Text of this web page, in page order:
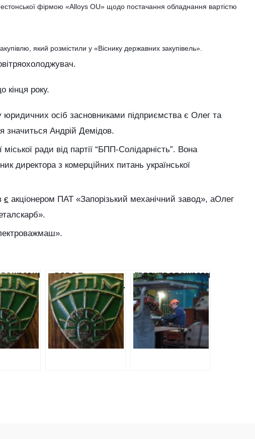
фірмою «Alloys OU» щодо постачання обладнання вартістю
який розмістили у «Віснику державних закупівель».
кінця року.
юридичних осіб засновниками підприємства є Олег та
значиться Андрій Демідов.
ради від партії “БПП-Солідарність”. Вона
директора з комерційних питань української
є акціонером ПАТ «Запорізький механічний завод», аОлег
НА 82
ЗА
«ЗАВОД
«ЕЛЕКТРОВАЖМАШ»
ПРИДБАВ МІДЬ У
«СУМНІВНІЙ»
ФІРМИ ЗА
СЕКРЕТНИМИ
ЦІНАМИ
“ЕЛЕКТРОВАЖМАШ”
ЗА ДВА ДНІ
СКУПИВСЯ НА ПІВ
МІЛЬЯРДА